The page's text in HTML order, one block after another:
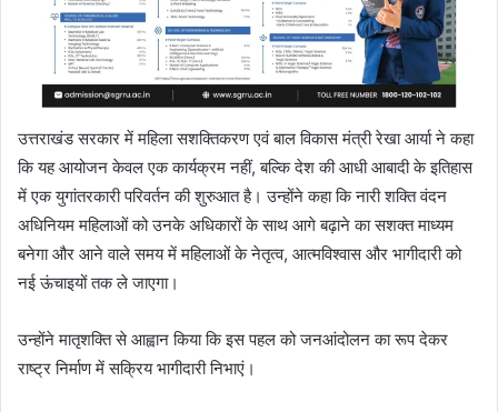
उत्तराखंड सरकार में महिला सशक्तिकरण एवं बाल विकास मंत्री रेखा आर्या ने कहा
कि यह आयोजन केवल एक कार्यक्रम नहीं, बल्कि देश की आधी आबादी के इतिहास
में एक युगांतरकारी परिवर्तन की शुरुआत है। उन्होंने कहा कि नारी शक्ति वंदन
अधिनियम महिलाओं को उनके अधिकारों के साथ आगे बढ़ाने का सशक्त माध्यम
बनेगा और आने वाले समय में महिलाओं के नेतृत्व, आत्मविश्वास और भागीदारी को
नई ऊंचाइयों तक ले जाएगा।
उन्होंने मातृशक्ति से आह्वान किया कि इस पहल को जनआंदोलन का रूप देकर
राष्ट्र निर्माण में सक्रिय भागीदारी निभाएं।